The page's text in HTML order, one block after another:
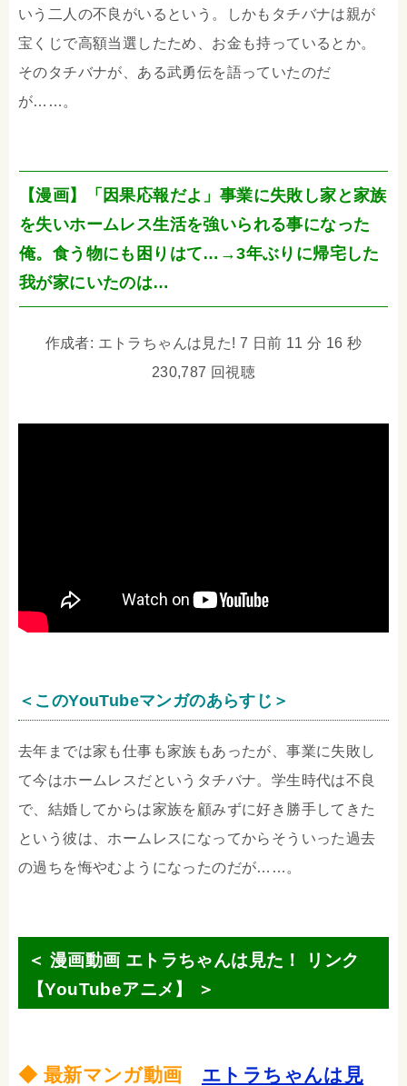
いう二人の不良がいるという。しかもタチバナは親が
宝くじで高額当選したため、お金も持っているとか。
そのタチバナが、ある武勇伝を語っていたのだ
が……。
【漫画】「因果応報だよ」事業に失敗し家と家族
を失いホームレス生活を強いられる事になった
俺。食う物にも困りはて…→3年ぶりに帰宅した
我が家にいたのは…
作成者: エトラちゃんは見た! 7 日前 11 分 16 秒
230,787 回視聴
＜このYouTubeマンガのあらすじ＞
去年までは家も仕事も家族もあったが、事業に失敗し
て今はホームレスだというタチバナ。学生時代は不良
で、結婚してからは家族を顧みずに好き勝手してきた
という彼は、ホームレスになってからそういった過去
の過ちを悔やむようになったのだが……。
＜ 漫画動画 エトラちゃんは見た！ リンク
【YouTubeアニメ】 ＞
◆ 最新マンガ動画 エトラちゃんは見